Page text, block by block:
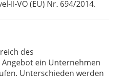
II-VO (EU) Nr. 694/2014.
des
ein Unternehmen
Unterschieden werden